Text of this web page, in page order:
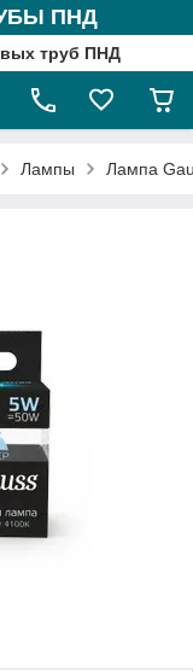
ПНД
труб ПНД
Лампы Лампа